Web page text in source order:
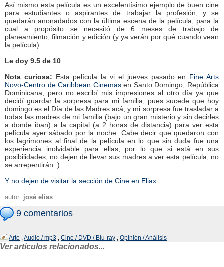
Así mismo esta película es un excelentísimo ejemplo de buen cine
para estudiantes o aspirantes de trabajar la profesión, y se
quedarán anonadados con la última escena de la película, para la
cual a propósito se necesitó de 6 meses de trabajo de
planeamiento, filmación y edición (y ya verán por qué cuando vean
la película).
Le doy 9.5 de 10
Nota curiosa: Esta película la vi el jueves pasado en Fine Arts
Novo-Centro de Caribbean Cinemasen Santo Domingo, República
Dominicana, pero no escribí mis impresiones al otro día ya que
decidí guardar la sorpresa para mi familia, pues sucede que hoy
domingo es el Día de las Madres acá, y mi sorpresa fue trasladar a
todas las madres de mi familia (bajo un gran misterio y sin decirles
a donde iban) a la capital (a 2 horas de distancia) para ver esta
película ayer sábado por la noche. Cabe decir que quedaron con
los lagrimones al final de la película en lo que sin duda fue una
experiencia inolvidable para ellas, por lo que si está en sus
posibilidades, no dejen de llevar sus madres a ver esta película, no
se arrepentirán :)
Y no dejen de visitar la sección de Cine en Eliax
autor: josé elías
9 comentarios
Arte ,Audio / mp3 , Cine / DVD / Blu-ray , Opinión / Análisis
Ver artículos relacionados...